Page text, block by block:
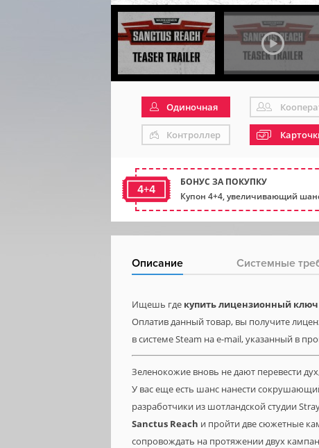
Одиночная
Контроллер
4+4
БОНУС ЗА ПОКУПКУ
Купон 4+4, увеличивающий
Описание Системные
Ищешь где купить лицензионный ключ
Оплатив данный товар, вы получите
в системе Steam на e-mail, указанный в
Зеленокожие вновь не дают перевести
У вас еще есть шанс нанести
разработчики из шотландской студии
Sanctus Reach и пройти две сюжетные
сопровождать на протяжении двух